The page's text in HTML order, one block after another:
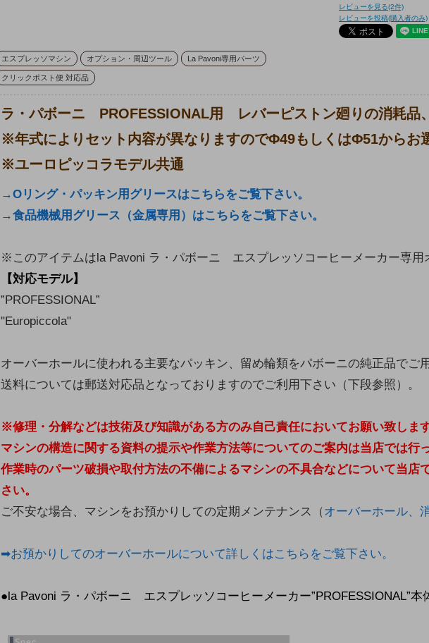
レビューを見る(2件)
レビューを投稿(購入者のみ)
エスプレッソマシン オプション・周辺ツール La Pavoni専用パーツ
クリックポスト便 対応品
ラ・パボーニ PROFESSIONAL用 レバーピストン廻りの消耗品
※年式によりセット内容が異なりますのでΦ49もしくはΦ51からお
※ユーロピッコラモデル共通
→Oリング・パッキン用グリースはこちらをご覧下さい。
→食品機械用グリース（金属専用）はこちらをご覧下さい。
※このアイテムはla Pavoni ラ・パボーニ エスプレッソコーヒーメーカー専用
【対応モデル】
”PROFESSIONAL”
"Europiccola"
オーバーホールに使われる主要なパッキン、留め輪類をパボーニの純正品でご
送料については郵送対応品となっておりますのでご利用下さい（下段参照）。
※修理・分解などは技術及び知識がある方のみ自己責任においてお願い致します
マシンの構造に関する資料の提示や作業方法等についてのご案内は当店では行
作業時のパーツ破損や取付方法の不備によるマシンの不具合などについて当店
さい。
ご不安な場合、マシンをお預かりしての定期メンテナンス（ オーバーホール、
➡お預かりしてのオーバーホールについて詳しくはこちらをご覧下さい。
●la Pavoni ラ・パボーニ エスプレッソコーヒーメーカー”PROFESSIONAL”本